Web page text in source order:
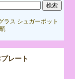
ラス シュガーポット
レート